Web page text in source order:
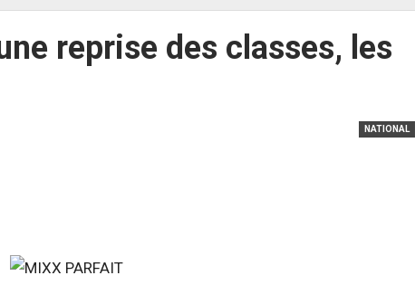
reprise des classes, les
NATIONAL